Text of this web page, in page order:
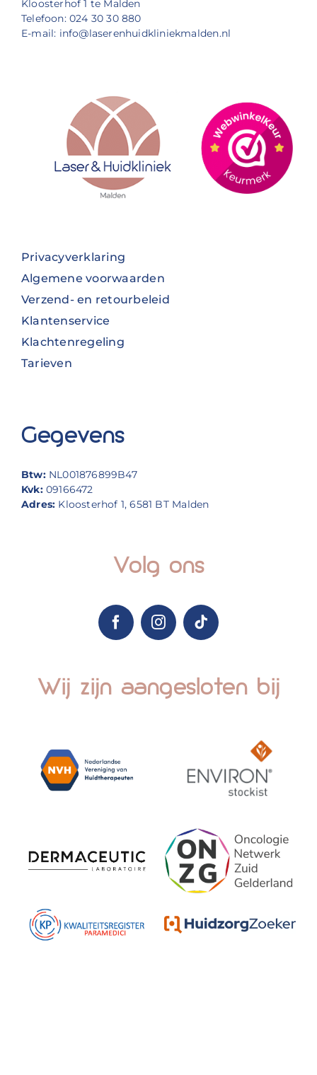
Kloosterhof 1 te Malden
Telefoon: 024 30 30 880
E-mail: info@laserenhuidkliniekmalden.nl
Privacyverklaring
Algemene voorwaarden
Verzend- en retourbeleid
Klantenservice
Klachtenregeling
Tarieven
Gegevens
Btw: NL001876899B47
Kvk:09166472
Adres: Kloosterhof 1, 6581 BT Malden
Volg ons
Wij zijn aangesloten bij